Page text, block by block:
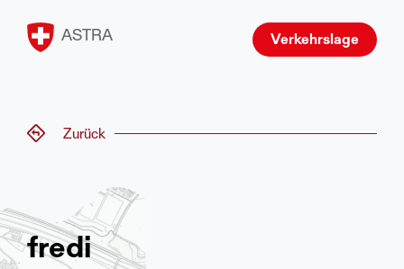
ASTRA Verkehrslage
Zurück
fredi